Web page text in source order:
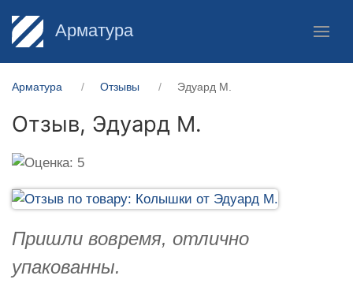
Арматура
Арматура Отзывы Эдуард М.
Отзыв, Эдуард М.
Пришли вовремя, отлично
упакованны.